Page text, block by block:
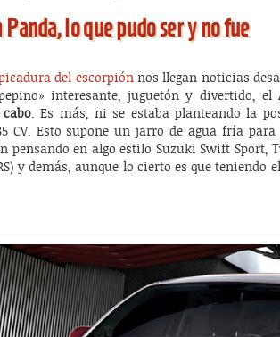
lo que pudo ser y no fue
del escorpiónnos llegan noticias
interesante, juguetón y divertido, el
. Es más, ni se estaba planteando la
CV. Esto supone un jarro de agua fría
pensando en algo estilo Suzuki Swift Sport,
y demás, aunque lo cierto es que teniendo